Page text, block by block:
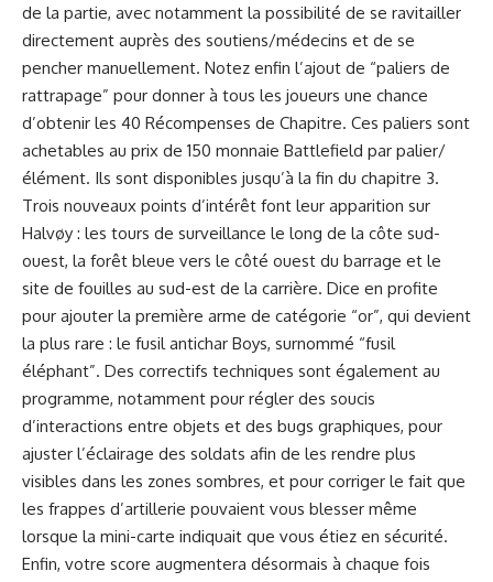
de la partie, avec notamment la possibilité de se ravitailler
directement auprès des soutiens/médecins et de se
pencher manuellement. Notez enfin l’ajout de “paliers de
rattrapage” pour donner à tous les joueurs une chance
d’obtenir les 40 Récompenses de Chapitre. Ces paliers sont
achetables au prix de 150 monnaie Battlefield par palier/
élément. Ils sont disponibles jusqu’à la fin du chapitre 3.
Trois nouveaux points d’intérêt font leur apparition sur
Halvøy : les tours de surveillance le long de la côte sud-
ouest, la forêt bleue vers le côté ouest du barrage et le
site de fouilles au sud-est de la carrière. Dice en profite
pour ajouter la première arme de catégorie “or”, qui devient
la plus rare : le fusil antichar Boys, surnommé “fusil
éléphant”. Des correctifs techniques sont également au
programme, notamment pour régler des soucis
d’interactions entre objets et des bugs graphiques, pour
ajuster l’éclairage des soldats afin de les rendre plus
visibles dans les zones sombres, et pour corriger le fait que
les frappes d’artillerie pouvaient vous blesser même
lorsque la mini-carte indiquait que vous étiez en sécurité.
Enfin, votre score augmentera désormais à chaque fois